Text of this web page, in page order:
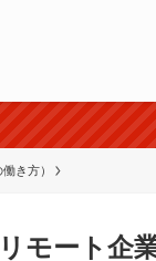
き方）
モート企